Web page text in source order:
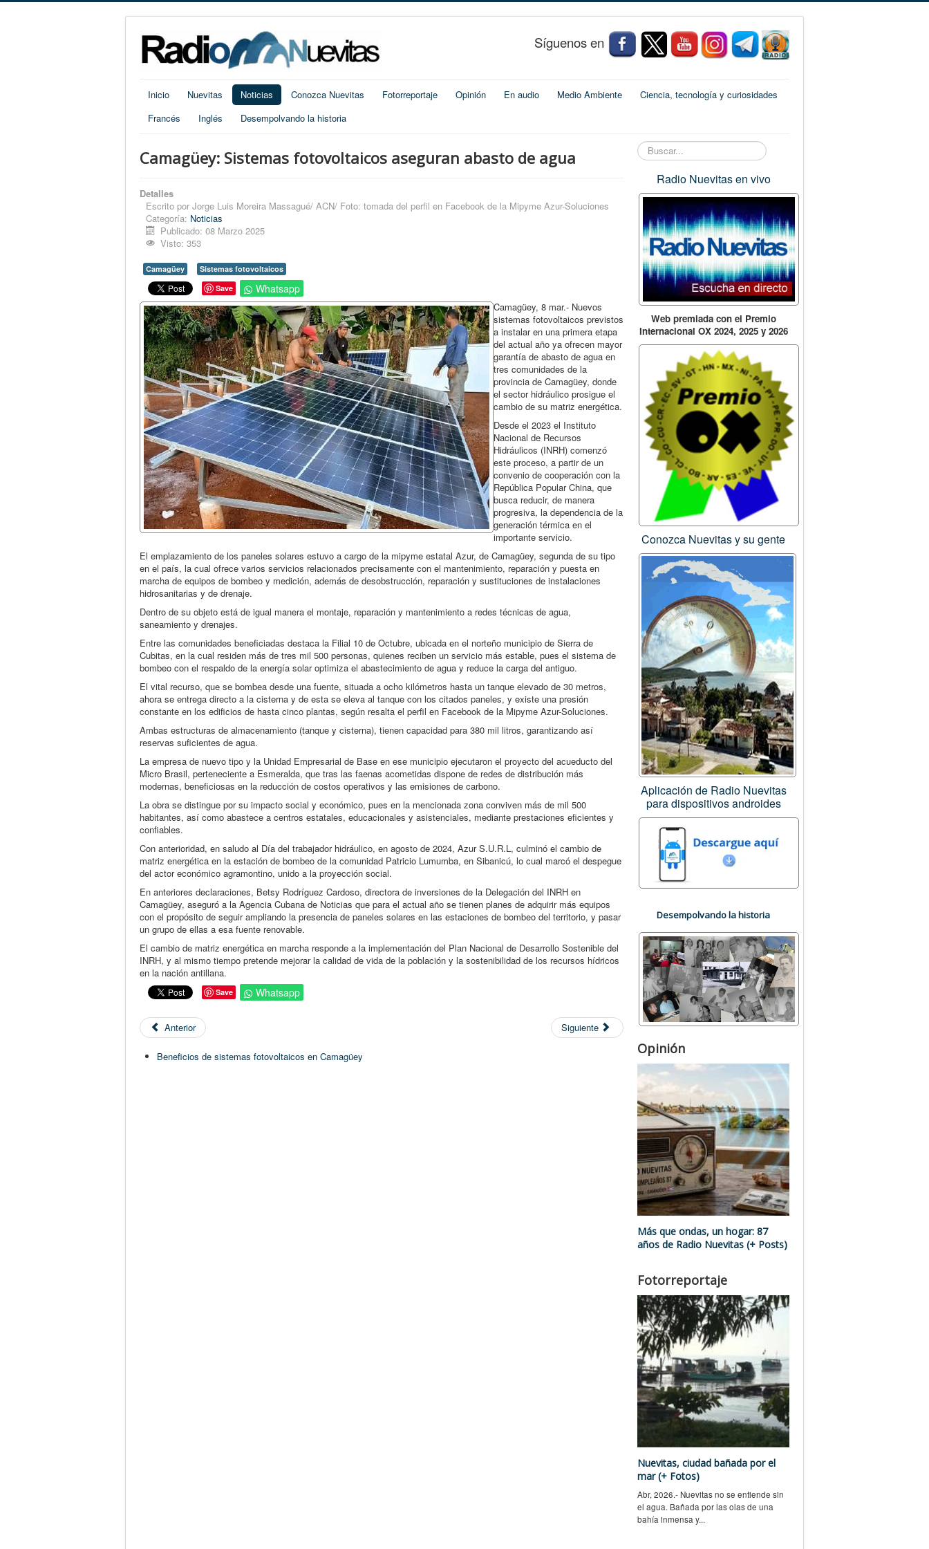
Síguenos en
Inicio Nuevitas Noticias Conozca Nuevitas Fotorreportaje Opinión En audio Medio Ambiente
Ciencia, tecnología y curiosidades
Francés
Inglés Desempolvando la historia
Camagüey: Sistemas fotovoltaicos aseguran abasto de agua
Detalles
Escrito por Jorge Luis Moreira Massagué/ ACN/ Foto: tomada del perfil en Facebook de la Mipyme Azur-Soluciones
Categoría: Noticias
Publicado: 08 Marzo 2025
Visto: 353
Camagüey
Sistemas fotovoltaicos
Save
Whatsapp
Camagüey, 8 mar.- Nuevos
sistemas fotovoltaicos previstos
a instalar en una primera etapa
del actual año ya ofrecen mayor
garantía de abasto de agua en
tres comunidades de la
provincia de Camagüey, donde
el sector hidráulico prosigue el
cambio de su matriz energética.
Desde el 2023 el Instituto
Nacional de Recursos
Hidráulicos (INRH) comenzó
este proceso, a partir de un
convenio de cooperación con la
República Popular China, que
busca reducir, de manera
progresiva, la dependencia de la
generación térmica en el
importante servicio.
El emplazamiento de los paneles solares estuvo a cargo de la mipyme estatal Azur, de Camagüey, segunda de su tipo
en el país, la cual ofrece varios servicios relacionados precisamente con el mantenimiento, reparación y puesta en
marcha de equipos de bombeo y medición, además de desobstrucción, reparación y sustituciones de instalaciones
hidrosanitarias y de drenaje.
Dentro de su objeto está de igual manera el montaje, reparación y mantenimiento a redes técnicas de agua,
saneamiento y drenajes.
Entre las comunidades beneficiadas destaca la Filial 10 de Octubre, ubicada en el norteño municipio de Sierra de
Cubitas, en la cual residen más de tres mil 500 personas, quienes reciben un servicio más estable, pues el sistema de
bombeo con el respaldo de la energía solar optimiza el abastecimiento de agua y reduce la carga del antiguo.
El vital recurso, que se bombea desde una fuente, situada a ocho kilómetros hasta un tanque elevado de 30 metros,
ahora se entrega directo a la cisterna y de esta se eleva al tanque con los citados paneles, y existe una presión
constante en los edificios de hasta cinco plantas, según resalta el perfil en Facebook de la Mipyme Azur-Soluciones.
Ambas estructuras de almacenamiento (tanque y cisterna), tienen capacidad para 380 mil litros, garantizando así
reservas suficientes de agua.
La empresa de nuevo tipo y la Unidad Empresarial de Base en ese municipio ejecutaron el proyecto del acueducto del
Micro Brasil, perteneciente a Esmeralda, que tras las faenas acometidas dispone de redes de distribución más
modernas, beneficiosas en la reducción de costos operativos y las emisiones de carbono.
La obra se distingue por su impacto social y económico, pues en la mencionada zona conviven más de mil 500
habitantes, así como abastece a centros estatales, educacionales y asistenciales, mediante prestaciones eficientes y
confiables.
Con anterioridad, en saludo al Día del trabajador hidráulico, en agosto de 2024, Azur S.U.R.L, culminó el cambio de
matriz energética en la estación de bombeo de la comunidad Patricio Lumumba, en Sibanicú, lo cual marcó el despegue
del actor económico agramontino, unido a la proyección social.
En anteriores declaraciones, Betsy Rodríguez Cardoso, directora de inversiones de la Delegación del INRH en
Camagüey, aseguró a la Agencia Cubana de Noticias que para el actual año se tienen planes de adquirir más equipos
con el propósito de seguir ampliando la presencia de paneles solares en las estaciones de bombeo del territorio, y pasar
un grupo de ellas a esa fuente renovable.
El cambio de matriz energética en marcha responde a la implementación del Plan Nacional de Desarrollo Sostenible del
INRH, y al mismo tiempo pretende mejorar la calidad de vida de la población y la sostenibilidad de los recursos hídricos
en la nación antillana.
Save Whatsapp
Anterior Siguiente
Beneficios de sistemas fotovoltaicos en Camagüey
Buscar...
Radio Nuevitas en vivo
Web premiada con el Premio
Internacional OX 2024, 2025 y 2026
Conozca Nuevitas y su gente
Aplicación de Radio Nuevitas
para dispositivos androides
Desempolvando la historia
Opinión
Más que ondas, un hogar: 87
años de Radio Nuevitas (+ Posts)
Fotorreportaje
Nuevitas, ciudad bañada por el
mar (+ Fotos)
Abr, 2026.- Nuevitas no se entiende sin
el agua. Bañada por las olas de una
bahía inmensa y...